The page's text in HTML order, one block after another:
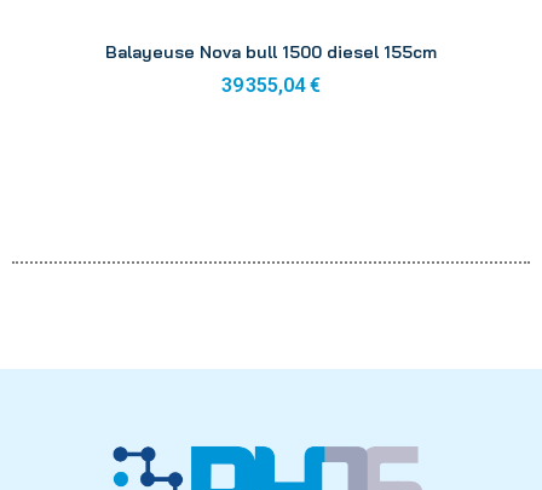
Balayeuse Nova bull 1500 diesel 155cm
39 355,04 €